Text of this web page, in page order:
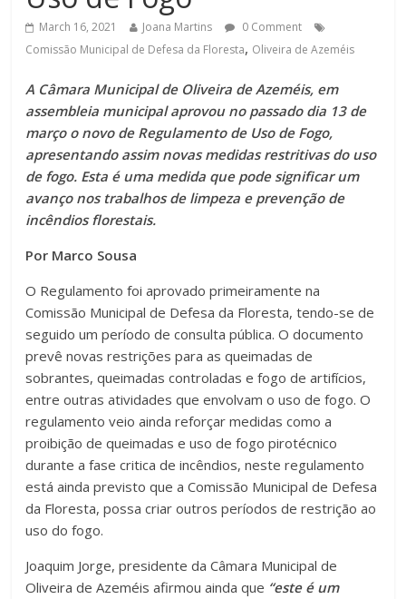
March 16, 2021 Joana Martins
0 Comment
Comissão Municipal de Defesa da Floresta, Oliveira de Azeméis
A Câmara Municipal de Oliveira de Azeméis, em
assembleia municipal aprovou no passado dia 13 de
março o novo de Regulamento de Uso de Fogo,
apresentando assim novas medidas restritivas do uso
de fogo. Esta é uma medida que pode significar um
avanço nos trabalhos de limpeza e prevenção de
incêndios florestais.
Por Marco Sousa
O Regulamento foi aprovado primeiramente na
Comissão Municipal de Defesa da Floresta, tendo-se de
seguido um período de consulta pública. O documento
prevê novas restrições para as queimadas de
sobrantes, queimadas controladas e fogo de artifícios,
entre outras atividades que envolvam o uso de fogo. O
regulamento veio ainda reforçar medidas como a
proibição de queimadas e uso de fogo pirotécnico
durante a fase critica de incêndios, neste regulamento
está ainda previsto que a Comissão Municipal de Defesa
da Floresta, possa criar outros períodos de restrição ao
uso do fogo.
Joaquim Jorge, presidente da Câmara Municipal de
Oliveira de Azeméis afirmou ainda que “este é um